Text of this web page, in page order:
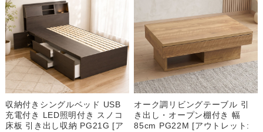
収納付きシングルベッド USB
充電付き LED照明付き スノコ
床板 引き出し収納 PG21G [ア
オーク調リビングテーブル 引
き出し・オープン棚付き 幅
85cm PG22M [アウトレット: